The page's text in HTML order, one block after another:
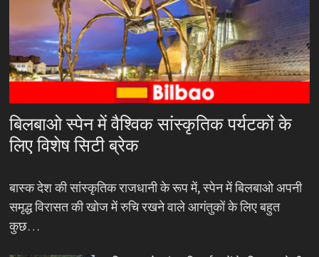
बिलबाओ स्पेन में वैश्विक सांस्कृतिक पर्यटकों के
लिए विशेष सिटी ब्रेक
बास्क देश की सांस्कृतिक राजधानी के रूप में, स्पेन में बिलबाओ अपनी
समृद्ध विरासत की खोज में रुचि रखने वाले आगंतुकों के लिए बहुत
कुछ…